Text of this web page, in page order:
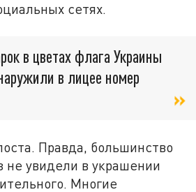
сетях.
в цветах флага Украины
в лицее номер
Правда, большинство
не увидели в украшении
Многие